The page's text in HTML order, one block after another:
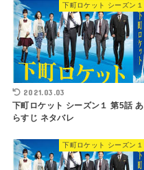
下町ロケット シーズン１
2021.03.03
下町ロケット シーズン１ 第5話 あ
らすじ ネタバレ
下町ロケット シーズン１